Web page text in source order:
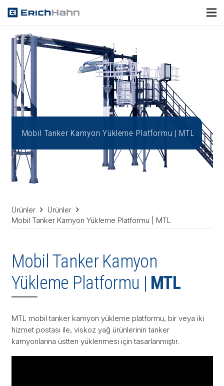
Mobil Tanker Kamyon Yükleme Platformu | MTL
Ürünler
Ürünler
Mobil Tanker Kamyon Yükleme Platformu | MTL
Mobil Tanker Kamyon
Yükleme Platformu | MTL
MTL mobil tanker kamyon yükleme platformu, bir veya iki
hizmet postası ile, viskoz yağ ürünlerinin tanker
kamyonlarına üstten yüklenmesi için tasarlanmıştır.